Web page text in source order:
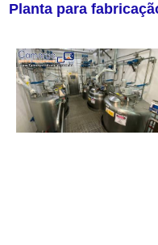
Planta para